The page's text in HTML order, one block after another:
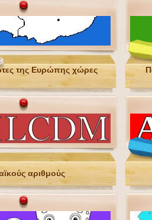
της Ευρώπης χώρες
αριθμούς